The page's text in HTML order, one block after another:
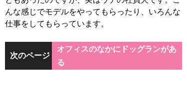
んな感じでモデルをやってもらったり、いろんな
仕事をしてもらっています。
次のページ
オフィスのなかにドッグランがあ
る